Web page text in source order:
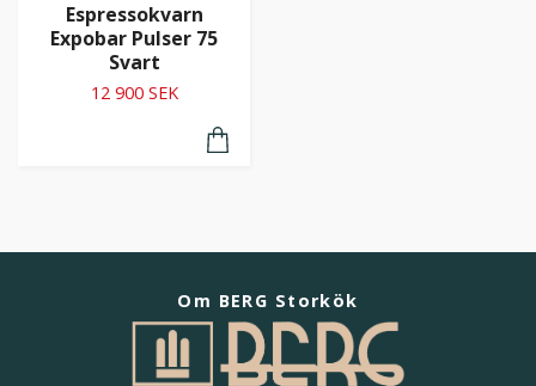
Espressokvarn
Expobar Pulser 75
Svart
12 900 SEK
Om BERG Storkök